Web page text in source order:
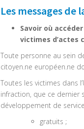
Les messages de
Savoir où
victimes d’actes
Toute personne au sein
citoyen.ne européen.ne
Toutes les victimes dans
infraction, que ce dernier
développement de
gratuits ;